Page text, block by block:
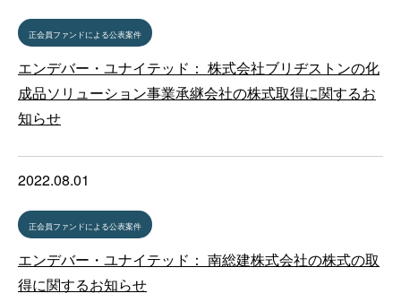
正会員ファンドによる公表案件
エンデバー・ユナイテッド： 株式会社ブリヂストンの化
成品ソリューション事業承継会社の株式取得に関するお
知らせ
2022.08.01
正会員ファンドによる公表案件
エンデバー・ユナイテッド： 南総建株式会社の株式の取
得に関するお知らせ